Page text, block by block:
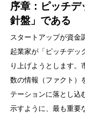
序章：ピッチ
針盤」である
スタートアップが資金
起業家が「ピッチデッ
り上げようとします。
数の情報（ファクト）
テーションに落とし込
示すように、最も重要